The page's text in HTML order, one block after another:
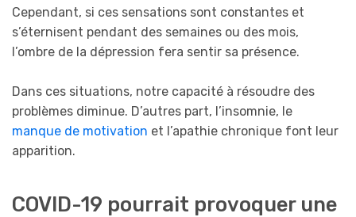
Cependant, si ces sensations sont constantes et
s’éternisent pendant des semaines ou des mois,
l’ombre de la dépression fera sentir sa présence.
Dans ces situations, notre capacité à résoudre des
problèmes diminue. D’autres part, l’insomnie, le
manque de motivation et l’apathie chronique font leur
apparition.
COVID-19 pourrait provoquer une